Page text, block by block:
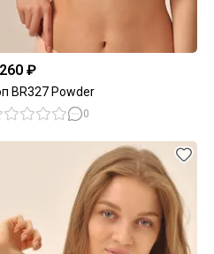
₽
BR327 Powder
0